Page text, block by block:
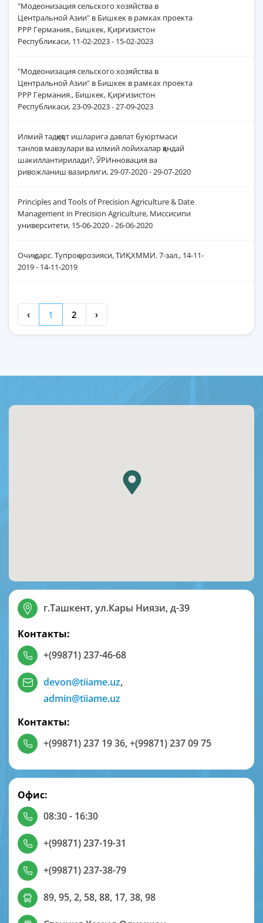
"Модеонизация сельского хозяйства в
Центральной Азии" в Бишкек в рамках проекта
РРР Германия., Бишкек, Қирғизистон
Республикаси, 11-02-2023 - 15-02-2023
"Модеонизация сельского хозяйства в
Центральной Азии" в Бишкек в рамках проекта
РРР Германия., Бишкек, Қирғизистон
Республикаси, 23-09-2023 - 27-09-2023
Илмий тадқиқот ишларига давлат буюртмаси
танлов мавзулари ва илмий лойихалар қандай
шакиллантирилади?, ЎРИнновация ва
ривожланиш вазирлиги, 29-07-2020 - 29-07-2020
Principles and Tools of Precision Agriculture & Date
Management in Precision Agriculture, Миссисипи
университети, 15-06-2020 - 26-06-2020
Очиқ дарс. Тупроқ эрозияси, ТИҚХММИ. 7-зал., 14-11-
2019 - 14-11-2019
‹ 1 2 ›
г.Ташкент, ул.Кары Ниязи, д-39
Контакты:
+(99871) 237-46-68
devon@tiiame.uz,
admin@tiiame.uz
Контакты:
+(99871) 237 19 36,+(99871) 237 09 75
Офис:
08:30 - 16:30
+(99871) 237-19-31
+(99871) 237-38-79
89, 95, 2, 58, 88, 17, 38, 98